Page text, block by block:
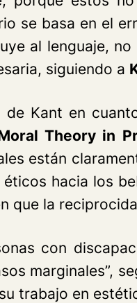
se basa en el
al lenguaje,
siguiendo a
de Kant en
Theory in
están
hacia los
que la
con
marginales”,
trabajo en